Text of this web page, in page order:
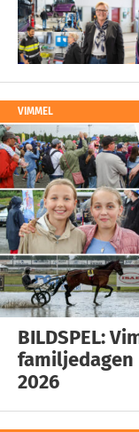
VIMMEL
BILDSPEL:
2026